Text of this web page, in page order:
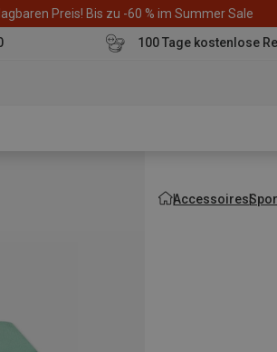
Preis! Bis zu -60 % im Summer Sale
100 Tage kostenlose
Accessoires